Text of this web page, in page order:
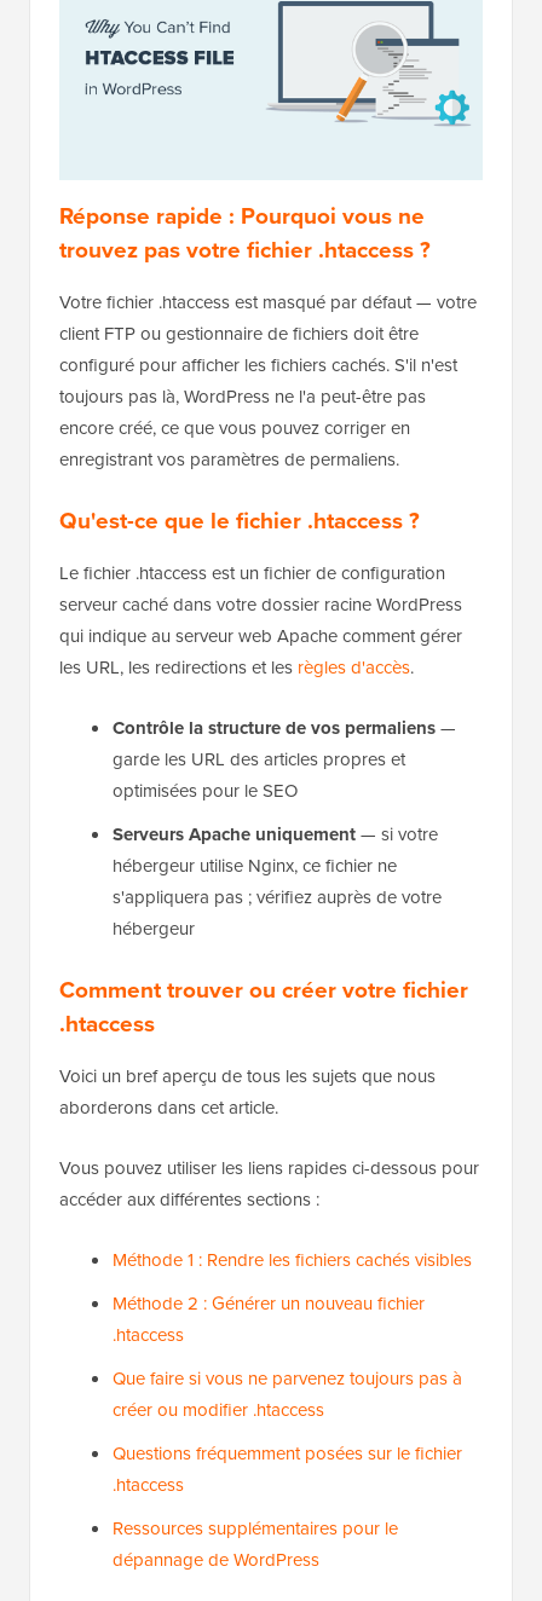
Réponse rapide : Pourquoi vous ne
trouvez pas votre fichier .htaccess ?
Votre fichier .htaccess est masqué par défaut — votre
client FTP ou gestionnaire de fichiers doit être
configuré pour afficher les fichiers cachés. S'il n'est
toujours pas là, WordPress ne l'a peut-être pas
encore créé, ce que vous pouvez corriger en
enregistrant vos paramètres de permaliens.
Qu'est-ce que le fichier .htaccess ?
Le fichier .htaccess est un fichier de configuration
serveur caché dans votre dossier racine WordPress
qui indique au serveur web Apache comment gérer
les URL, les redirections et les règles d'accès.
Contrôle la structure de vos permaliens—
garde les URL des articles propres et
optimisées pour le SEO
Serveurs Apache uniquement— si votre
hébergeur utilise Nginx, ce fichier ne
s'appliquera pas ; vérifiez auprès de votre
hébergeur
Comment trouver ou créer votre fichier
.htaccess
Voici un bref aperçu de tous les sujets que nous
aborderons dans cet article.
Vous pouvez utiliser les liens rapides ci-dessous pour
accéder aux différentes sections :
Méthode 1 : Rendre les fichiers cachés visibles
Méthode 2 : Générer un nouveau fichier
.htaccess
Que faire si vous ne parvenez toujours pas à
créer ou modifier .htaccess
Questions fréquemment posées sur le fichier
.htaccess
Ressources supplémentaires pour le
dépannage de WordPress